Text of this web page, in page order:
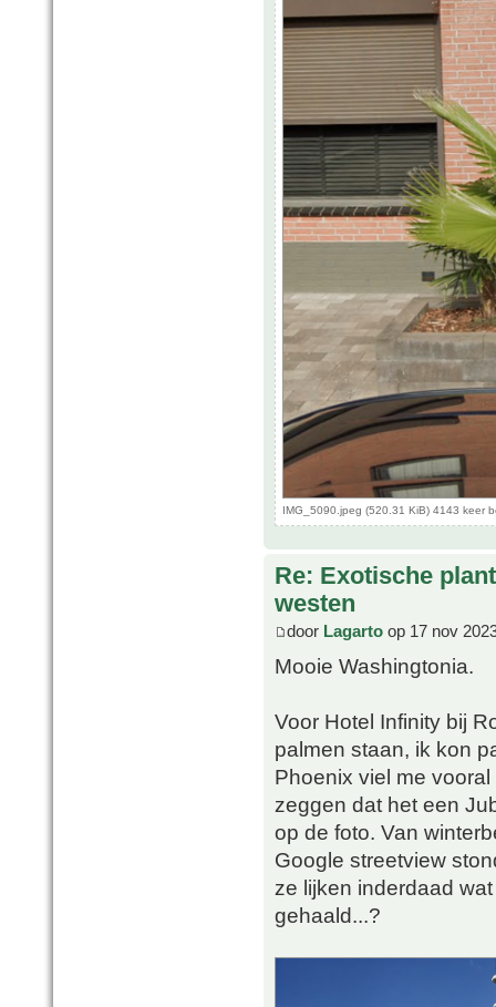
IMG_5090.jpeg (520.31 KiB) 4143 keer
Re: Exotische
westen
door Lagarto op 17 nov
Mooie Washingtonia.
Voor Hotel Infinity bij
palmen staan, ik kon
Phoenix viel me
zeggen dat het een
op de foto. Van
Google streetview
ze lijken inderdaad
gehaald...?